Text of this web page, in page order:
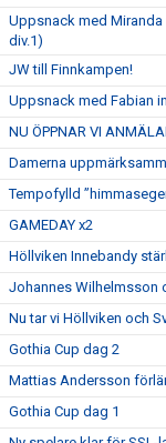
Uppsnack med
div.1)
JW till Finnkampen!
Uppsnack med Fabian
NU ÖPPNAR VI
Damerna
Tempofylld
GAMEDAY x2
Höllviken Innebandy
Johannes Wilhelmsson
Nu tar vi Höllviken och
Gothia Cup dag 2
Mattias Andersson
Gothia Cup dag 1